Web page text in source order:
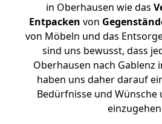
in Oberhausen wie das
Entpacken von
von Möbeln und das
sind uns bewusst, dass
Oberhausen nach Gablenz
haben uns daher darauf
Bedürfnisse und Wünsche